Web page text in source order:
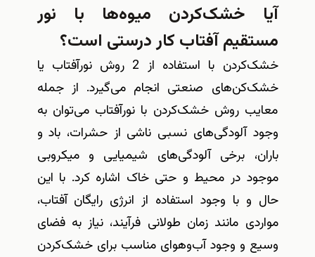
آیا خشک‌کردن میوه‌ها با نور
مستقیم آفتاب کار درستی‌ است؟
خشک‌کردن با استفاده از 2 روش نورآفتاب یا
خشک‌کن‌های صنعتی انجام می‌گیرد. از جمله
معایب روش خشک‌کردن با نورآفتاب می‌توان به
وجود آلودگی‌های نسبی ناشی از حشرات، باد و
باران، برخی آلودگی‌های شیمیایی و میکروبی
موجود در محیط و حتی خاک اشاره کرد. با این
حال و با وجود استفاده از انرژی رایگان آفتاب،
مواردی مانند زمان طولانی فرآیند، نیاز به فضای
وسیع و وجود آب‌وهوای مناسب برای خشک‌کردن